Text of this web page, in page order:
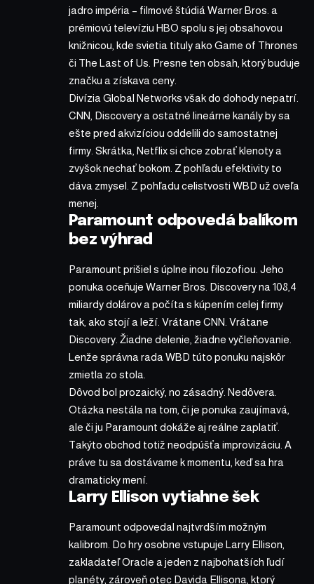
jadro impéria – filmové štúdiá Warner Bros. a
prémiovú televíziu HBO spolu s jej obsahovou
knižnicou, kde svietia tituly ako Game of Thrones
či The Last of Us. Presne ten obsah, ktorý buduje
značku a získava ceny.
Divízia Global Networks však do dohody nepatrí.
CNN, Discovery a ostatné lineárne kanály by sa
ešte pred akvizíciou oddelili do samostatnej
firmy. Skrátka, Netflix si chce zobrať klenoty a
zvyšok nechať bokom. Z pohľadu efektivity to
dáva zmysel. Z pohľadu celistvosti WBD už oveľa
menej.
Paramount odpovedá balíkom
bez výhrad
Paramount prišiel s úplne inou filozofiou. Jeho
ponuka oceňuje Warner Bros. Discovery na 108,4
miliardy dolárov a počíta s kúpením celej firmy
tak, ako stojí a leží. Vrátane CNN. Vrátane
Discovery. Žiadne delenie, žiadne vyčleňovanie.
Lenže správna rada WBD túto ponuku najskôr
zmietla zo stola.
Dôvod bol prozaický, no zásadný. Nedôvera.
Otázka nestála na tom, či je ponuka zaujímavá,
ale či ju Paramount dokáže aj reálne zaplatiť.
Takýto obchod totiž neodpúšťa improvizáciu. A
práve tu sa dostávame k momentu, keď sa hra
dramaticky mení.
Larry Ellison vytiahne šek
Paramount odpovedal najtvrdším možným
kalibrom. Do hry osobne vstupuje Larry Ellison,
zakladateľ Oracle a jeden z najbohatších ľudí
planéty, zároveň otec Davida Ellisona, ktorý